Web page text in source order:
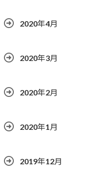
2020年4月
2020年3月
2020年2月
2020年1月
2019年12月